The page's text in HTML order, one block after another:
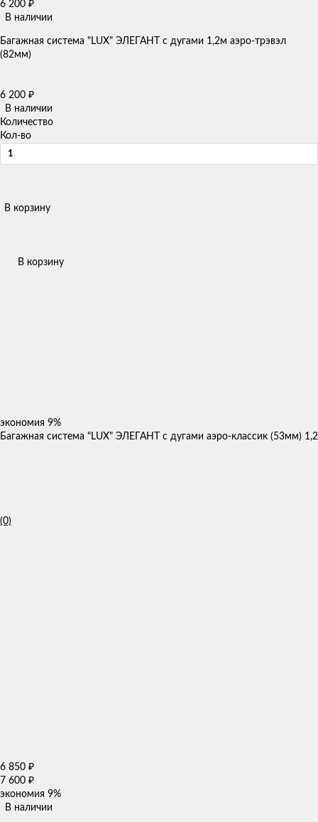
6 200 ₽
В наличии
Багажная система "LUX" ЭЛЕГАНТ с дугами 1,2м аэро-трэвэл
(82мм)
6 200 ₽
В наличии
Количество
Кол-во
В корзину
В корзину
экономия 9%
Багажная система "LUX" ЭЛЕГАНТ с дугами аэро-классик (53мм) 1,2
(0)
6 850 ₽
7 600 ₽
экономия 9%
В наличии